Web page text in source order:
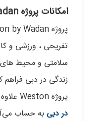
امکانات پروژه Weston by Wadan در دبی
تفریحی ، ورزشی و
سلامتی و محیط های
زندگی در دبی فراهم
پروژه Weston علاوه بر تجربه فوق‌العاده‌ای که برای ساکنان خود فراهم می‌کند ، گزینه ای جذاب برای
در دبی به حساب